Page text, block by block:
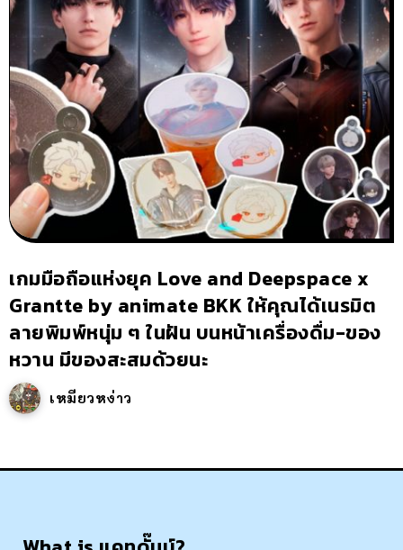
เกมมือถือแห่งยุค Love and Deepspace x
Grantte by animate BKK ให้คุณได้เนรมิต
ลายพิมพ์หนุ่ม ๆ ในฝัน บนหน้าเครื่องดื่ม-ของ
หวาน มีของสะสมด้วยนะ
เหมียวหง่าว